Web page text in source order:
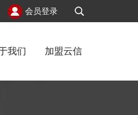
会员登录
我们 加盟云信